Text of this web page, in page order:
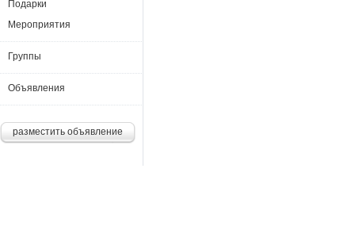
Подарки
Мероприятия
Группы
Объявления
разместить объявление